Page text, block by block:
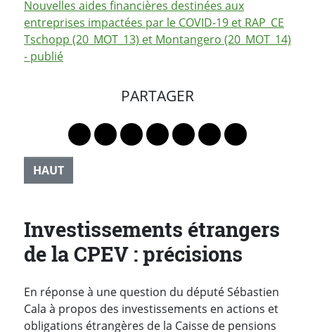
Nouvelles aides financières destinées aux
entreprises impactées par le COVID-19 et RAP_CE
Tschopp (20_MOT_13) et Montangero (20_MOT_14)
- publié
PARTAGER
Lien vers le profil Mastodon
Lien vers le profil Bluesky
Lien vers le profil Instagram
Lien vers le profil Linkedin
Lien vers le profil
Lien vers le profil
Partager par
HAUT
Investissements étrangers
de la CPEV : précisions
En réponse à une question du député Sébastien
Cala à propos des investissements en actions et
obligations étrangères de la Caisse de pensions